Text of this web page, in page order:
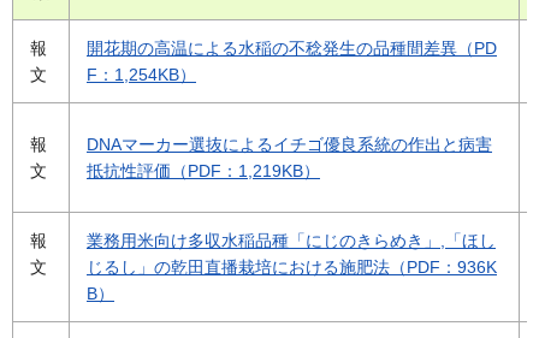
報
文
開花期の高温による水稲の不稔発生の品種間差異（PD
F：1,254KB）
報
文
DNAマーカー選抜によるイチゴ優良系統の作出と病害
抵抗性評価（PDF：1,219KB）
報
文
業務用米向け多収水稲品種「にじのきらめき」,「ほし
じるし」の乾田直播栽培における施肥法（PDF：936K
B）